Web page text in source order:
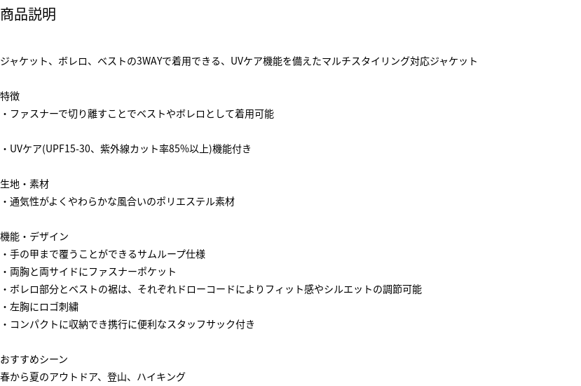
商品説明
ジャケット、ボレロ、ベストの3WAYで着用できる、UVケア機能を備えたマルチスタイリング対応ジャケット
特徴
・ファスナーで切り離すことでベストやボレロとして着用可能
・UVケア(UPF15-30、紫外線カット率85%以上)機能付き
生地・素材
・通気性がよくやわらかな風合いのポリエステル素材
機能・デザイン
・手の甲まで覆うことができるサムループ仕様
・両胸と両サイドにファスナーポケット
・ボレロ部分とベストの裾は、それぞれドローコードによりフィット感やシルエットの調節可能
・左胸にロゴ刺繍
・コンパクトに収納でき携行に便利なスタッフサック付き
おすすめシーン
春から夏のアウトドア、登山、ハイキング